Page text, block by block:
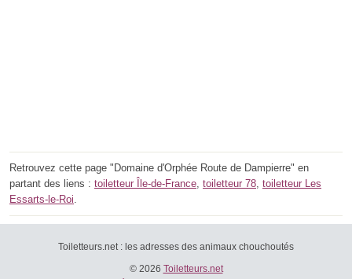
Retrouvez cette page "Domaine d'Orphée Route de Dampierre" en
partant des liens : toiletteur Île-de-France, toiletteur 78, toiletteur Les
Essarts-le-Roi.
Toiletteurs.net : les adresses des animaux chouchoutés
© 2026 Toiletteurs.net